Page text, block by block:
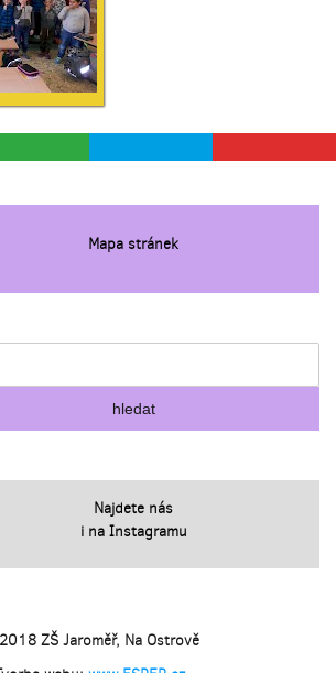
Mapa stránek
Najdete nás
i na Instagramu
ZŠ Jaroměř, Na Ostrově